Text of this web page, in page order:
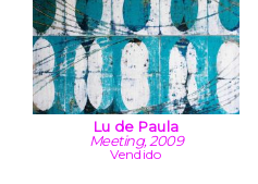
Lu de Paula
Meeting, 2009
Vendido